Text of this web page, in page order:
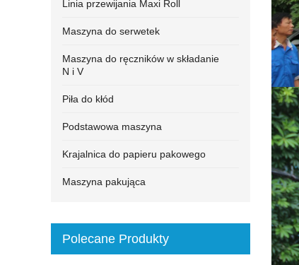
Linia przewijania Maxi Roll
Maszyna do serwetek
Maszyna do ręczników w składanie
N i V
Piła do kłód
Podstawowa maszyna
Krajalnica do papieru pakowego
Maszyna pakująca
Polecane Produkty